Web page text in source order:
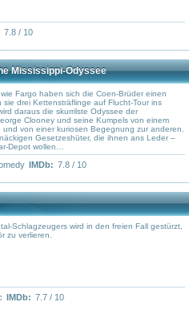
7.8 / 10
Mississippi-Odyssee
Fargo haben sich die Coen-Brüder einen
drei Kettensträflinge auf Flucht-Tour ins
daraus die skurrilste Odyssee der
Clooney und seine Kumpels von einem
und von einer kuriosen Begegnung zur anderen.
Gesetzeshüter, die ihnen ans Leder –
Depot wollen…
IMDb: 7.8 / 10
Schlagzeugers wird in den freien Fall gestürzt,
zu verlieren.
IMDb: 7.7 / 10